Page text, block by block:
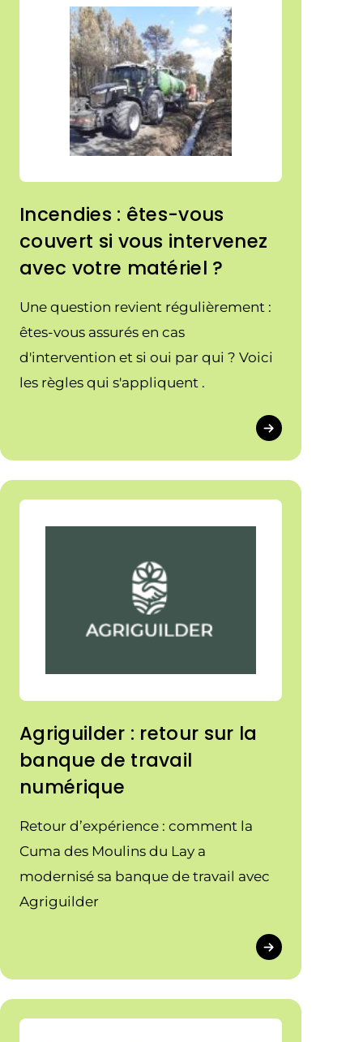
Incendies : êtes-vous
couvert si vous intervenez
avec votre matériel ?
Une question revient régulièrement :
êtes-vous assurés en cas
d'intervention et si oui par qui ? Voici
les règles qui s'appliquent .
Agriguilder : retour sur la
banque de travail
numérique
Retour d’expérience : comment la
Cuma des Moulins du Lay a
modernisé sa banque de travail avec
Agriguilder